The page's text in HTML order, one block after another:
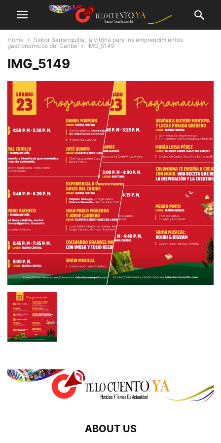
Home
Sabor Barranquilla, la vitrina para los emprendimientos
gastronómicos del Caribe
IMG_5149
IMG_5149
ABOUT US